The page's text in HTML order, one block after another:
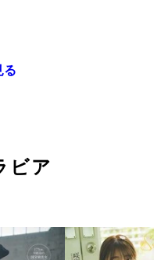
る
ビア